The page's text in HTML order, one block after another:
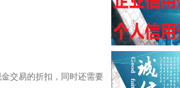
交易的折扣，同时还需要